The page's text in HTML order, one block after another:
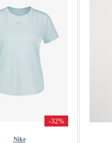
-32%
Nike